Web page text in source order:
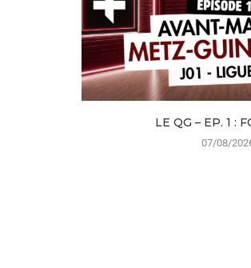
LE QG – EP. 1 :
07/08/